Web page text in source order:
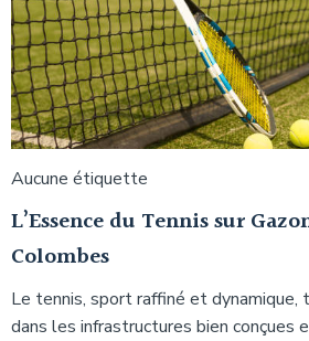
Aucune étiquette
L’Essence du Tennis sur
Colombes
Le tennis, sport raffiné et dynamique,
dans les infrastructures bien conçues